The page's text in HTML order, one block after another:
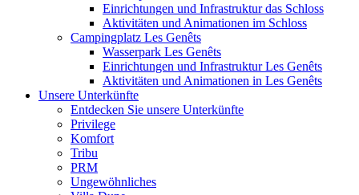
Einrichtungen und Infrastruktur das Schloss
Aktivitäten und Animationen im Schloss
Campingplatz Les Genêts
Wasserpark Les Genêts
Einrichtungen und Infrastruktur Les Genêts
Aktivitäten und Animationen in Les Genêts
Unsere Unterkünfte
Entdecken Sie unsere Unterkünfte
Privilege
Komfort
Tribu
PRM
Ungewöhnliches